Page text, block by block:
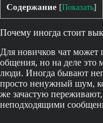
Содержание [Показать]
Почему иногда стоит
Для новичков чат может
общения, но на деле это
люди. Иногда бывают
просто ненужный шум,
же зачастую
неподходящими